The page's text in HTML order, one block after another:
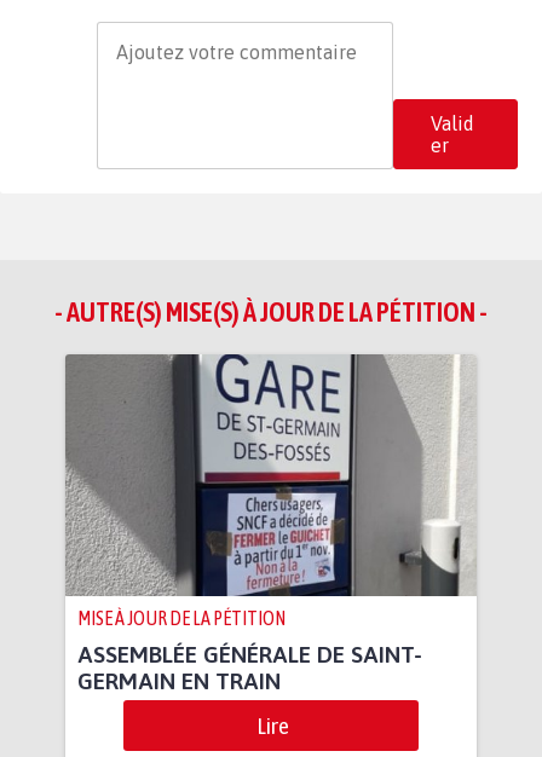
Valid
er
- AUTRE(S) MISE(S) À JOUR DE LA PÉTITION -
MISE À JOUR DE LA PÉTITION
ASSEMBLÉE GÉNÉRALE DE SAINT-
GERMAIN EN TRAIN
Lire